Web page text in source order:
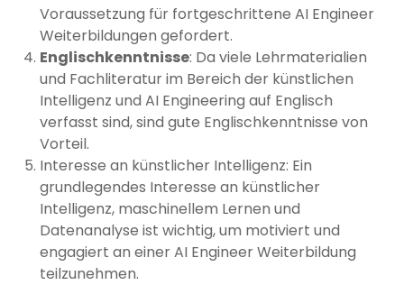
Voraussetzung für fortgeschrittene AI Engineer
Weiterbildungen gefordert.
Englischkenntnisse: Da viele Lehrmaterialien
und Fachliteratur im Bereich der künstlichen
Intelligenz und AI Engineering auf Englisch
verfasst sind, sind gute Englischkenntnisse von
Vorteil.
Interesse an künstlicher Intelligenz: Ein
grundlegendes Interesse an künstlicher
Intelligenz, maschinellem Lernen und
Datenanalyse ist wichtig, um motiviert und
engagiert an einer AI Engineer Weiterbildung
teilzunehmen.